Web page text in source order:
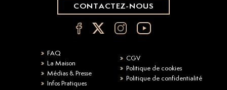
CONTACTEZ-NOUS
FAQ
La Maison
Médias & Presse
Infos Pratiques
CGV
Politique de cookies
Politique de confidentialité